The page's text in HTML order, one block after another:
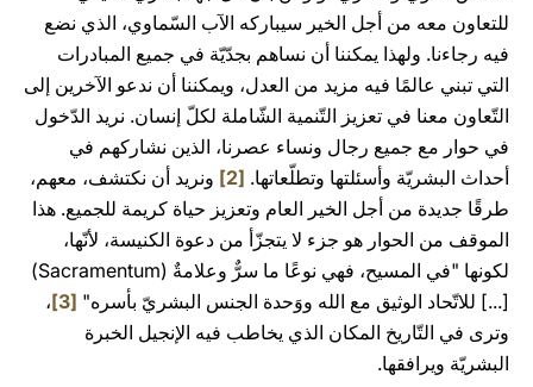
للتعاون معه من أجل الخير سيباركه الآب السّماوي، الذي نضع
فيه رجاءنا. ولهذا يمكننا أن نساهم بجدّيّة في جميع المبادرات
التي تبني عالمًا فيه مزيد من العدل، ويمكننا أن ندعو الآخرين إلى
التّعاون معنا في تعزيز التّنمية الشّاملة لكلّ إنسان. نريد الدّخول
في حوار مع جميع رجال ونساء عصرنا، الذين نشاركهم في
أحداث البشريّة وأسئلتها وتطلّعاتها. [2]
ونريد أن نكتشف، معهم،
طرقًا جديدة من أجل الخير العام وتعزيز حياة كريمة للجميع. هذا
الموقف من الحوار هو جزء لا يتجزّأ من دعوة الكنيسة، لأنّها،
لكونها "في المسيح، فهي نوعًا ما سرٌّ وعلامةٌ (Sacramentum)
[...] للاتّحاد الوثيق مع الله ووَحدة الجنس البشريّ بأسره" [3]
،
وترى في التّاريخ المكان الذي يخاطب فيه الإنجيل الخبرة
البشريّة ويرافقها.